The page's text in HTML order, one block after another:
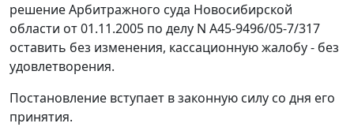
решение Арбитражного суда Новосибирской
области от 01.11.2005 по делу N А45-9496/05-7/317
оставить без изменения, кассационную жалобу - без
удовлетворения.
Постановление вступает в законную силу со дня его
принятия.